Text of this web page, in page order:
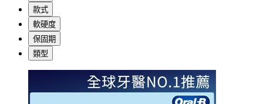
款式
軟硬度
保固期
類型